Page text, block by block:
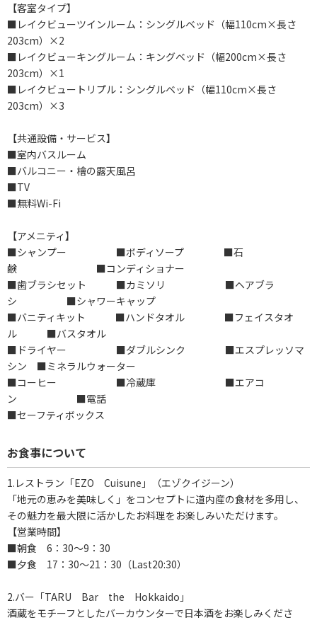
【客室タイプ】
■レイクビューツインルーム：シングルベッド（幅110cm×長さ
203cm）×2
■レイクビューキングルーム：キングベッド（幅200cm×長さ
203cm）×1
■レイクビュートリプル：シングルベッド（幅110cm×長さ
203cm）×3
【共通設備・サービス】
■室内バスルーム
■バルコニー・檜の露天風呂
■TV
■無料Wi-Fi
【アメニティ】
■シャンプー ■ボディソープ ■石
鹸 ■コンディショナー
■歯ブラシセット ■カミソリ ■ヘアブラ
シ ■シャワーキャップ
■バニティキット ■ハンドタオル ■フェイスタオ
ル ■バスタオル
■ドライヤー ■ダブルシンク ■エスプレッソマ
シン ■ミネラルウォーター
■コーヒー ■冷蔵庫 ■エアコ
ン ■電話
■セーフティボックス
お食事について
1.レストラン「EZO Cuisune」（エゾクイジーン）
「地元の恵みを美味しく」をコンセプトに道内産の食材を多用し、
その魅力を最大限に活かしたお料理をお楽しみいただけます。
【営業時間】
■朝食 6：30～9：30
■夕食 17：30～21：30（Last20:30）
2.バー「TARU Bar the Hokkaido」
酒蔵をモチーフとしたバーカウンターで日本酒をお楽しみくださ